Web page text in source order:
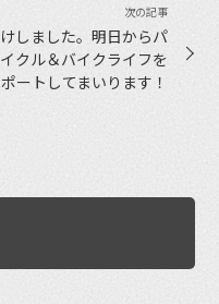
しました。明日からパ
クル＆バイクライフを
ートしてまいります！